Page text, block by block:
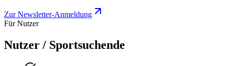
Zur Newsletter-Anmeldung
Für Nutzer
Nutzer / Sportsuchende